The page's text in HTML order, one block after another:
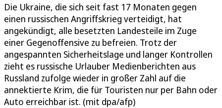
Die Ukraine, die sich seit fast 17 Monaten gegen
einen russischen Angriffskrieg verteidigt, hat
angekündigt, alle besetzten Landesteile im Zuge
einer Gegenoffensive zu befreien. Trotz der
angespannten Sicherheitslage und langer Kontrollen
zieht es russische Urlauber Medienberichten aus
Russland zufolge wieder in großer Zahl auf die
annektierte Krim, die für Touristen nur per Bahn oder
Auto erreichbar ist. (mit dpa/afp)